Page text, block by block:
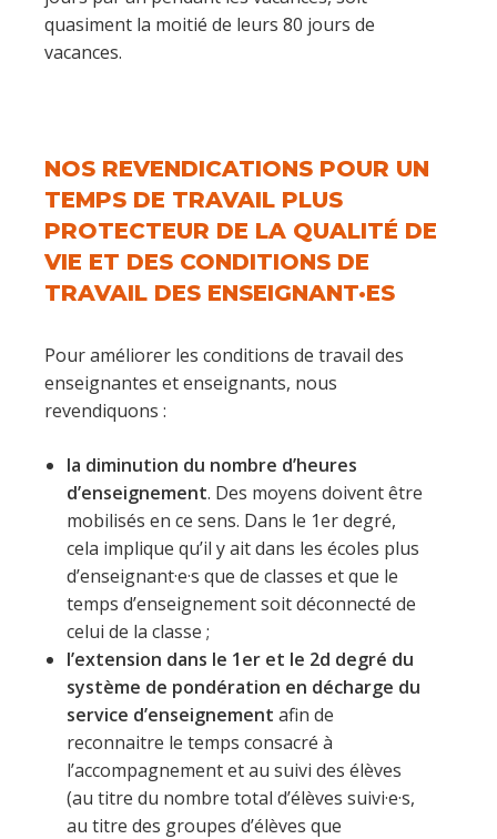
quasiment la moitié de leurs 80 jours de
vacances.
NOS REVENDICATIONS POUR UN
TEMPS DE TRAVAIL PLUS
PROTECTEUR DE LA QUALITÉ DE
VIE ET DES CONDITIONS DE
TRAVAIL DES ENSEIGNANT·ES
Pour améliorer les conditions de travail des
enseignantes et enseignants, nous
revendiquons :
la diminution du nombre d’heures
d’enseignement. Des moyens doivent être
mobilisés en ce sens. Dans le 1er degré,
cela implique qu’il y ait dans les écoles plus
d’enseignant·e·s que de classes et que le
temps d’enseignement soit déconnecté de
celui de la classe ;
l’extension dans le 1er et le 2d degré du
système de pondération en décharge du
service d’enseignement afin de
reconnaitre le temps consacré à
l’accompagnement et au suivi des élèves
(au titre du nombre total d’élèves suivi·e·s,
au titre des groupes d’élèves que